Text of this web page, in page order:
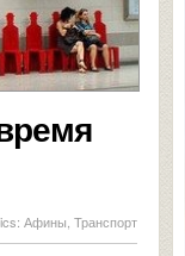
Афины, Транспорт